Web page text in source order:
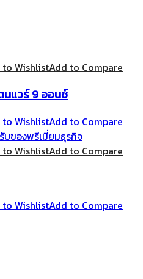
WishlistAdd to Compare
นแวร์ 9 ออนซ์
WishlistAdd to Compare
WishlistAdd to Compare
WishlistAdd to Compare